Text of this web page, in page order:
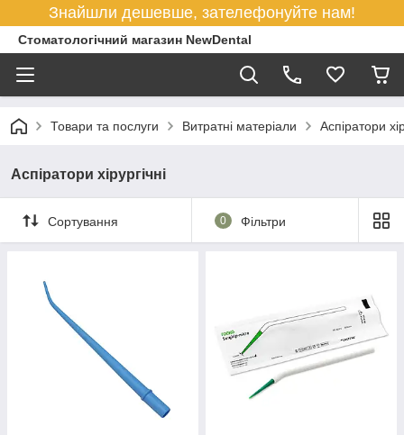
Знайшли дешевше, зателефонуйте нам!
Стоматологічний магазин NewDental
Товари та послуги Витратні матеріали Аспіратори
Аспіратори хірургічні
Сортування 0 Фільтри